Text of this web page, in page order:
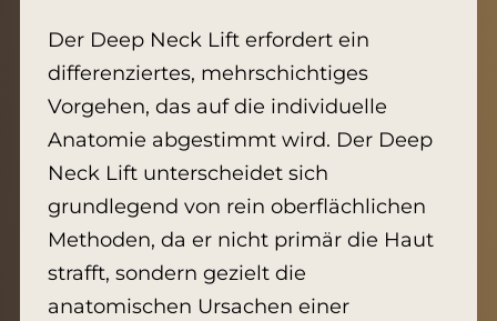
Der Deep Neck Lift erfordert ein
differenziertes, mehrschichtiges
Vorgehen, das auf die individuelle
Anatomie abgestimmt wird. Der Deep
Neck Lift unterscheidet sich
grundlegend von rein oberflächlichen
Methoden, da er nicht primär die Haut
strafft, sondern gezielt die
anatomischen Ursachen einer